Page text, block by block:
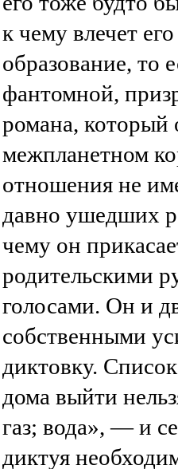
к чему влечет
образование, то
фантомной,
романа, который
межпланетном
отношения не
давно ушедших
чему он
родительскими
голосами. Он и
собственными
диктовку.
дома выйти
газ; вода», — и
диктуя